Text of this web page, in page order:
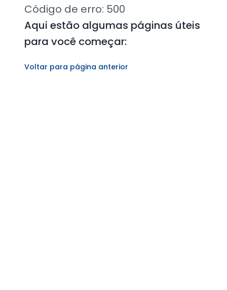
Código de erro: 500
Aqui estão algumas páginas úteis
para você começar:
Voltar para página anterior